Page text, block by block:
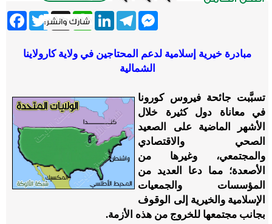
Twitter X
WhatsApp
LinkedInTelegram
Messenger
مبادرة خيرية إسلامية لدعم المحتاجين في ولاية كارولاينا
الشمالية
تسبَّبت جائحة فيروس كورونا
في معاناة دول كثيرة خلال
الأشهر الماضية على الصعيد
الصحي والاقتصادي
والمجتمعي، وغيرها من
الأصعدة؛ مما دعا العديد من
المؤسسات والجمعيات
الإسلامية والخيرية إلى الوقوف
بجانب مجتمعها للخروج من هذه الأزمة.